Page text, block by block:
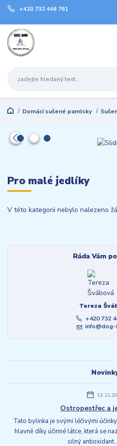
+420 732 446 761
Domácí sušené pamlsky
Pro malé jedlíky
V této kategorii nebylo nalezeno
Ráda Vám
Tereza
+420 732
info@dog-
Ostropestřec a
Tato bylinka je svými léčivými
hlavně díky účinné látce, která se
silný